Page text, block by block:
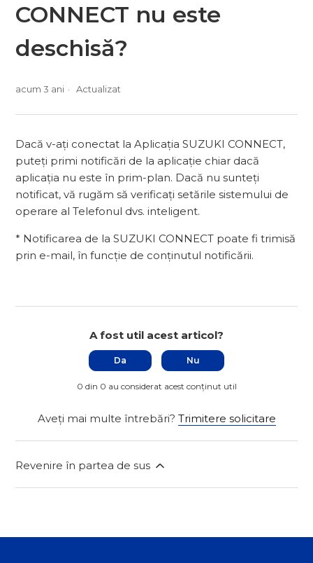
CONNECT nu este
deschisă?
acum 3 ani Actualizat
Dacă v-ați conectat la Aplicația SUZUKI CONNECT,
puteți primi notificări de la aplicație chiar dacă
aplicația nu este în prim-plan. Dacă nu sunteți
notificat, vă rugăm să verificați setările sistemului de
operare al Telefonul dvs. inteligent.
* Notificarea de la SUZUKI CONNECT poate fi trimisă
prin e-mail, în funcție de conținutul notificării.
A fost util acest articol?
Da Nu
0 din 0 au considerat acest conținut util
Aveți mai multe întrebări? Trimitere solicitare
Revenire în partea de sus